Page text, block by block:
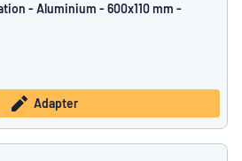
- Aluminium - 600x110 mm -
Adapter